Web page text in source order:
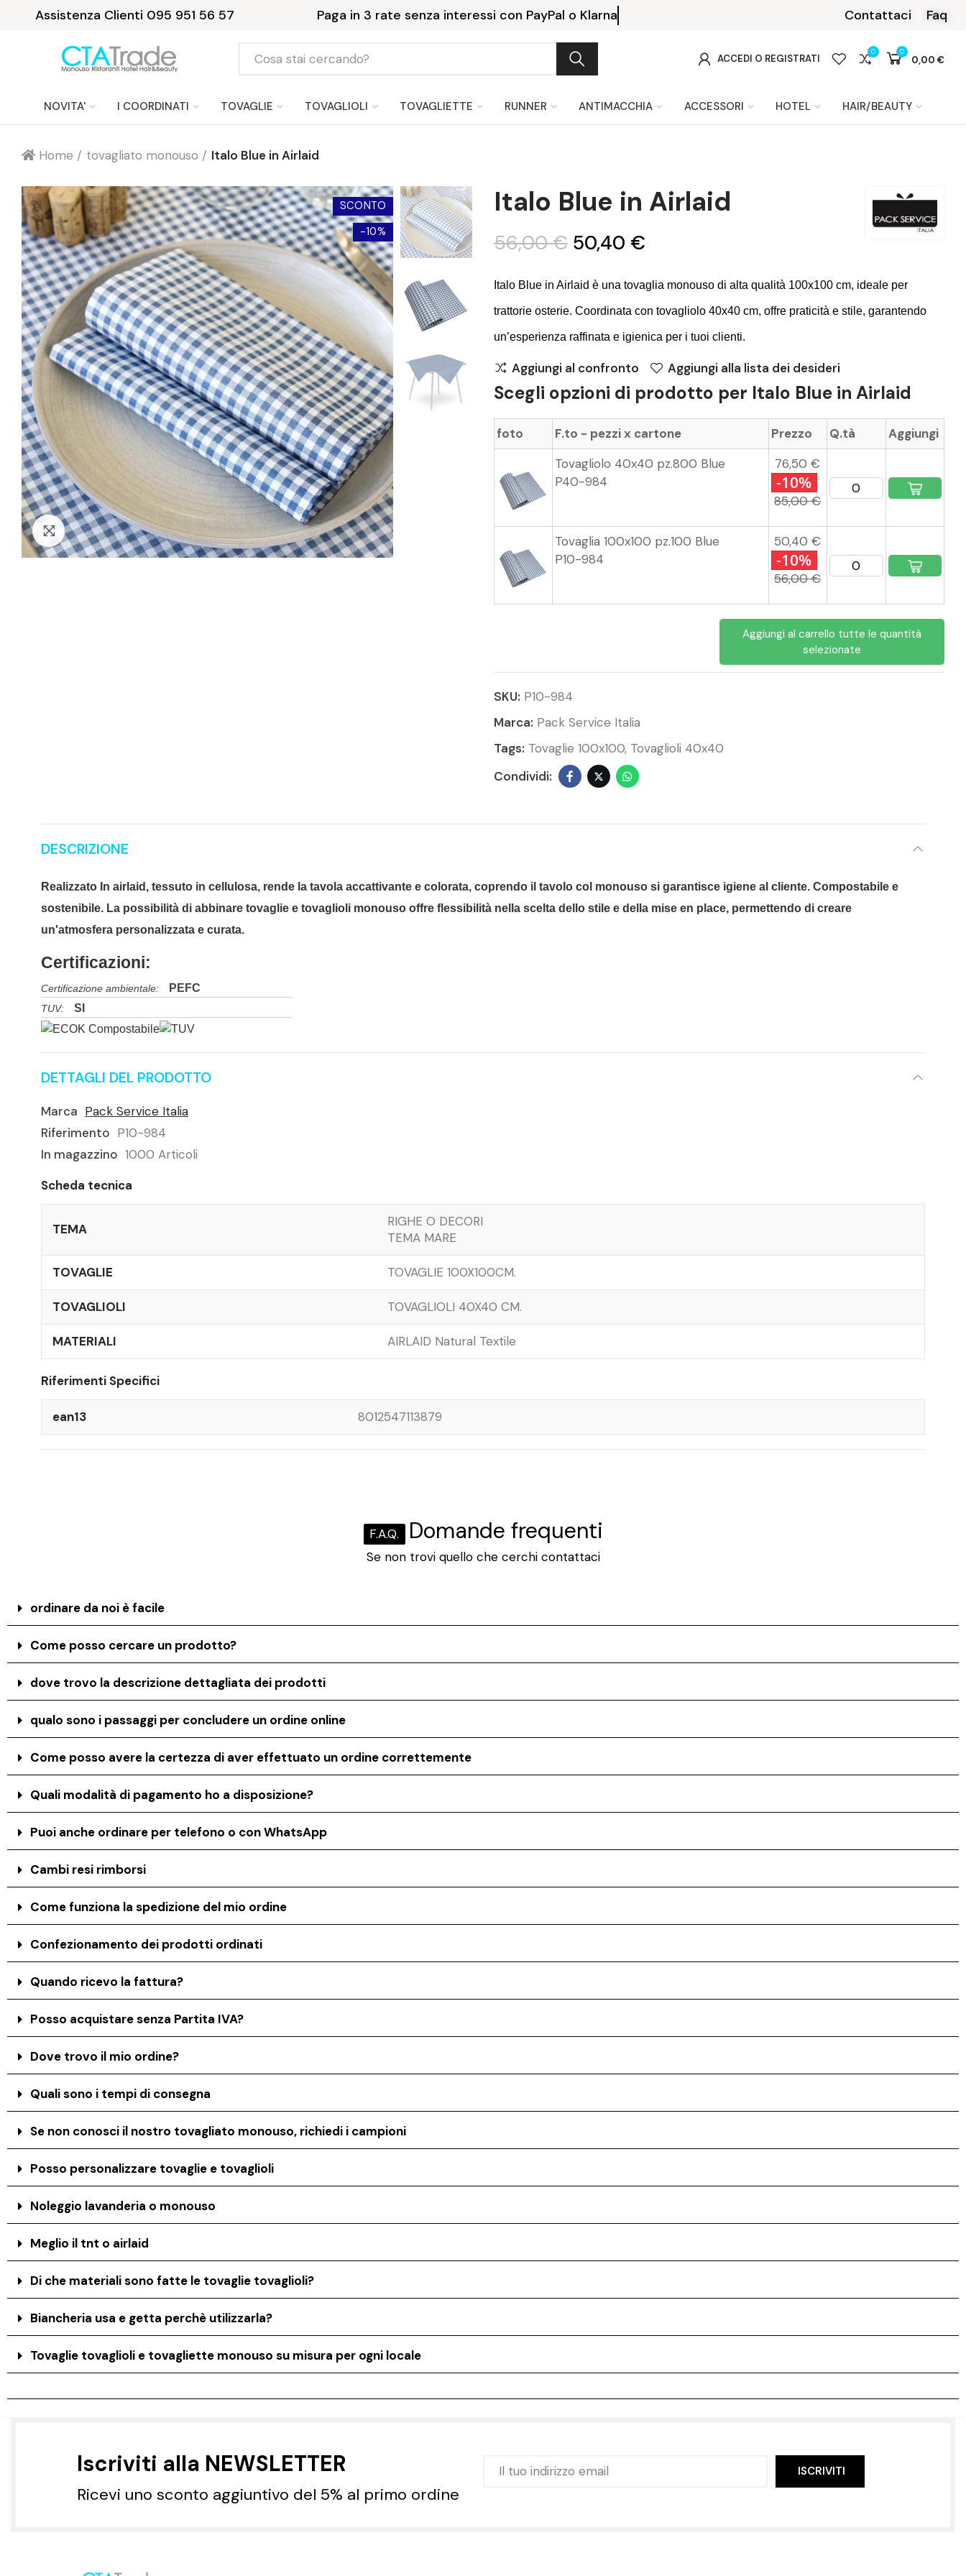
Assistenza Clienti 095 951 56 57 Consegna gratuita a partire da 199 €. Contattaci Faq
ACCEDI O REGISTRATI
0 0
0,00 €
NOVITA' I COORDINATI TOVAGLIE TOVAGLIOLI TOVAGLIETTE RUNNER ANTIMACCHIA ACCESSORI HOTEL HAIR/BEAUTY
Home tovagliato monouso Italo Blue in Airlaid
SCONTO
-10%
Clicca per ingrandire
Italo Blue in Airlaid
56,00 € 50,40 €
Italo Blue in Airlaid è una tovaglia monouso di alta qualità 100x100 cm, ideale per
trattorie osterie. Coordinata con tovagliolo 40x40 cm, offre praticità e stile, garantendo
un’esperienza raffinata e igienica per i tuoi clienti.
Aggiungi al confronto Aggiungi alla lista dei desideri
Scegli opzioni di prodotto per Italo Blue in Airlaid
foto F.to - pezzi x cartone Prezzo Q.tà
Aggiungi
Tovagliolo 40x40 pz.800 Blue
P40-984
76,50 €
-10%
85,00 €
Tovaglia 100x100 pz.100 Blue
P10-984
50,40 €
-10%
56,00 €
Aggiungi al carrello tutte le quantità
selezionate
SKU: P10-984
Marca: Pack Service Italia
Tags: Tovaglie 100x100 Tovaglioli 40x40
DESCRIZIONE
Realizzato In airlaid, tessuto in cellulosa, rende la tavola accattivante e colorata, coprendo il tavolo col monouso si garantisce igiene al cliente. Compostabile e
sostenibile. La possibilità di abbinare tovaglie e tovaglioli monouso offre flessibilità nella scelta dello stile e della mise en place, permettendo di creare
un'atmosfera personalizzata e curata.
Certificazioni:
Certificazione ambientale: PEFC
TUV: SI
DETTAGLI DEL PRODOTTO
Marca Pack Service Italia
Riferimento P10-984
In magazzino 1000 Articoli
Scheda tecnica
TEMA
RIGHE O DECORI
TEMA MARE
TOVAGLIE TOVAGLIE 100X100CM.
TOVAGLIOLI TOVAGLIOLI 40X40 CM.
MATERIALI AIRLAID Natural Textile
Riferimenti Specifici
ean13 8012547113879
F.A.Q. Domande frequenti
Se non trovi quello che cerchi contattaci
ordinare da noi è facile
Come posso cercare un prodotto?
dove trovo la descrizione dettagliata dei prodotti
qualo sono i passaggi per concludere un ordine online
Come posso avere la certezza di aver effettuato un ordine correttemente
Quali modalità di pagamento ho a disposizione?
Puoi anche ordinare per telefono o con WhatsApp
Cambi resi rimborsi
Come funziona la spedizione del mio ordine
Confezionamento dei prodotti ordinati
Quando ricevo la fattura?
Posso acquistare senza Partita IVA?
Dove trovo il mio ordine?
Quali sono i tempi di consegna
Se non conosci il nostro tovagliato monouso, richiedi i campioni
Posso personalizzare tovaglie e tovaglioli
Noleggio lavanderia o monouso
Meglio il tnt o airlaid
Di che materiali sono fatte le tovaglie tovaglioli?
Biancheria usa e getta perchè utilizzarla?
Tovaglie tovaglioli e tovagliette monouso su misura per ogni locale
Iscriviti alla NEWSLETTER
Ricevi uno sconto aggiuntivo del 5% al primo ordine
ISCRIVITI